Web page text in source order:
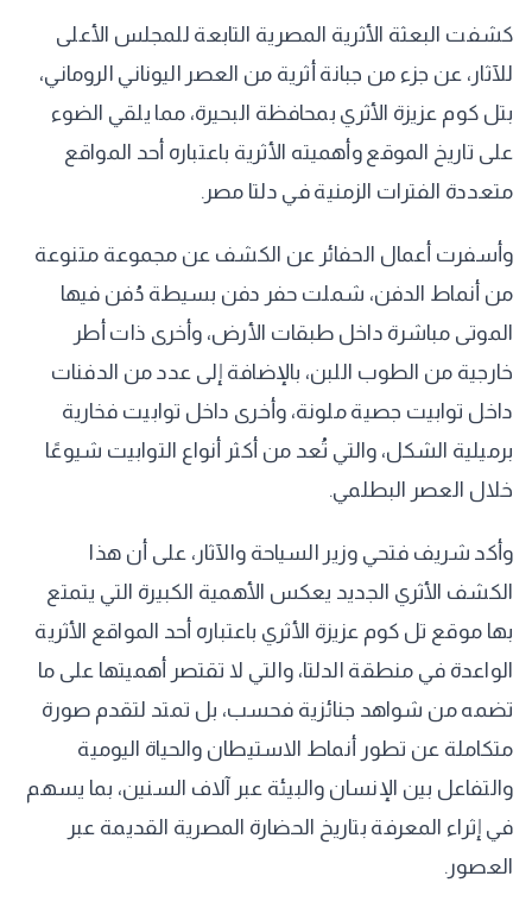
كشفت البعثة الأثرية المصرية التابعة للمجلس الأعلى
للآثار، عن جزء من جبانة أثرية من العصر اليوناني الروماني،
بتل كوم عزيزة الأثري بمحافظة البحيرة، مما يلقي الضوء
على تاريخ الموقع وأهميته الأثرية باعتباره أحد المواقع
متعددة الفترات الزمنية في دلتا مصر.
وأسفرت أعمال الحفائر عن الكشف عن مجموعة متنوعة
من أنماط الدفن، شملت حفر دفن بسيطة دُفن فيها
الموتى مباشرة داخل طبقات الأرض، وأخرى ذات أطر
خارجية من الطوب اللبن، بالإضافة إلى عدد من الدفنات
داخل توابيت جصية ملونة، وأخرى داخل توابيت فخارية
برميلية الشكل، والتي تُعد من أكثر أنواع التوابيت شيوعًا
خلال العصر البطلمي.
وأكد شريف فتحي وزير السياحة والآثار، على أن هذا
الكشف الأثري الجديد يعكس الأهمية الكبيرة التي يتمتع
بها موقع تل كوم عزيزة الأثري باعتباره أحد المواقع الأثرية
الواعدة في منطقة الدلتا، والتي لا تقتصر أهميتها على ما
تضمه من شواهد جنائزية فحسب، بل تمتد لتقدم صورة
متكاملة عن تطور أنماط الاستيطان والحياة اليومية
والتفاعل بين الإنسان والبيئة عبر آلاف السنين، بما يسهم
في إثراء المعرفة بتاريخ الحضارة المصرية القديمة عبر
العصور.